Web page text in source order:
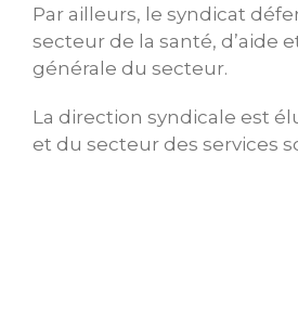
Par ailleurs, le syndicat
secteur de la santé, d’aide
générale du secteur.
La direction syndicale est
et du secteur des services